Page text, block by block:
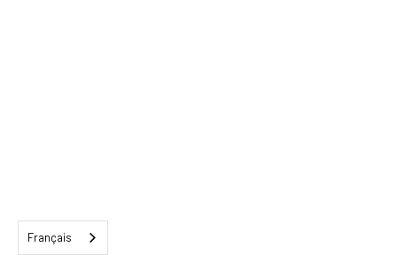
Français